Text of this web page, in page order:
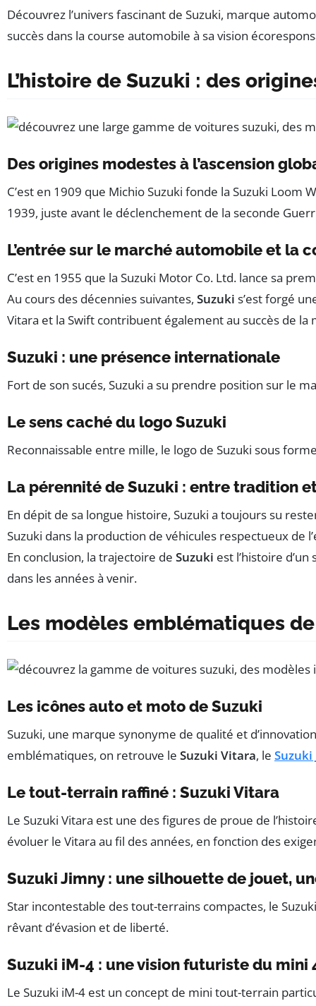
Découvrez l’univers fascinant de Suzuki, marque
succès dans la course automobile à sa vision
L’histoire de Suzuki : des
Des origines modestes à l’ascension
C’est en 1909 que Michio Suzuki fonde la Suzuki
1939, juste avant le déclenchement de la seconde
L’entrée sur le marché automobile et la
C’est en 1955 que la Suzuki Motor Co. Ltd. lance sa
Au cours des décennies suivantes, Suzuki s’est forgé
Vitara et la Swift contribuent également au succès de la
Suzuki : une présence internationale
Fort de son sucés, Suzuki a su prendre position sur le
Le sens caché du logo Suzuki
Reconnaissable entre mille, le logo de Suzuki sous
La pérennité de Suzuki : entre tradition
En dépit de sa longue histoire, Suzuki a toujours su
Suzuki dans la production de véhicules respectueux de
En conclusion, la trajectoire de Suzuki est l’histoire
dans les années à venir.
Les modèles emblématiques
Les icônes auto et moto de Suzuki
Suzuki, une marque synonyme de qualité et
emblématiques, on retrouve le Suzuki Vitara, le Suzuki
Le tout-terrain raffiné : Suzuki Vitara
Le Suzuki Vitara est une des figures de proue de
évoluer le Vitara au fil des années, en fonction des
Suzuki Jimny : une silhouette de jouet,
Star incontestable des tout-terrains compactes, le
rêvant d’évasion et de liberté.
Suzuki iM-4 : une vision futuriste du mini
Le Suzuki iM-4 est un concept de mini tout-terrain